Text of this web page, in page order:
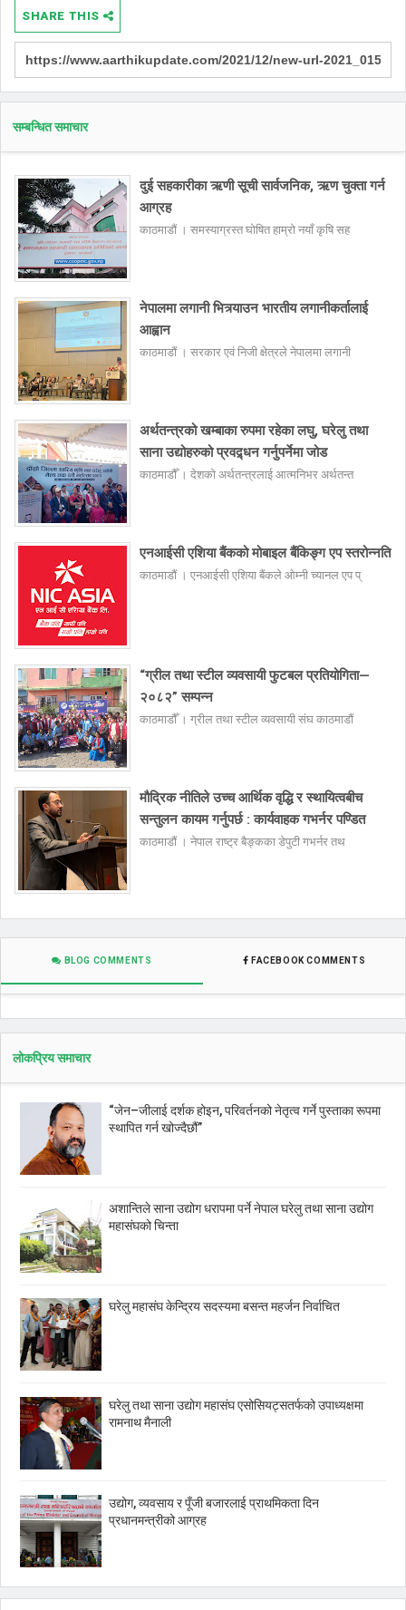
SHARE THIS
सम्बन्धित समाचार
दुई सहकारीका ऋणी सूची सार्वजनिक, ऋण चुक्ता गर्न
आग्रह
काठमाडौं । समस्याग्रस्त घोषित हाम्रो नयाँ कृषि सह
नेपालमा लगानी भित्र्याउन भारतीय लगानीकर्तालाई
आह्वान
काठमाडौं । सरकार एवं निजी क्षेत्रले नेपालमा लगानी
अर्थतन्त्रको खम्बाका रुपमा रहेका लघु, घरेलु तथा
साना उद्योहरुको प्रवद्र्धन गर्नुपर्नेमा जोड
काठमाडौँ । देशको अर्थतन्त्रलाई आत्मनिभर अर्थतन्त
एनआईसी एशिया बैंकको मोबाइल बैंकिङ्ग एप स्तरोन्नति
काठमाडौं । एनआईसी एशिया बैंकले ओम्नी च्यानल एप प्
“ग्रील तथा स्टील व्यवसायी फुटबल प्रतियोगिता—
२०८२” सम्पन्न
काठमाडौँ । ग्रील तथा स्टील व्यवसायी संघ काठमाडौं
मौद्रिक नीतिले उच्च आर्थिक वृद्धि र स्थायित्वबीच
सन्तुलन कायम गर्नुपर्छ : कार्यवाहक गभर्नर पण्डित
काठमाडौं । नेपाल राष्ट्र बैङ्कका डेपुटी गभर्नर तथ
BLOG COMMENTS FACEBOOK COMMENTS
लोकप्रिय समाचार
“जेन–जीलाई दर्शक होइन, परिवर्तनको नेतृत्व गर्ने पुस्ताका रूपमा
स्थापित गर्न खोज्दैछौं”
अशान्तिले साना उद्योग धरापमा पर्ने नेपाल घरेलु तथा साना उद्योग
महासंघको चिन्ता
घरेलु महासंघ केन्द्रिय सदस्यमा बसन्त महर्जन निर्वाचित
घरेलु तथा साना उद्योग महासंघ एसोसियट्सतर्फको उपाध्यक्षमा
रामनाथ मैनाली
उद्योग, व्यवसाय र पूँजी बजारलाई प्राथमिकता दिन
प्रधानमन्त्रीको आग्रह